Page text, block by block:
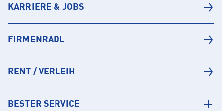
KARRIERE & JOBS
FIRMENRADL
RENT / VERLEIH
BESTER SERVICE